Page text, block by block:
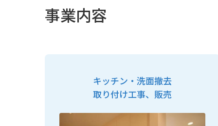
事業内容
キッチン・洗面撤去
取り付け工事、販売